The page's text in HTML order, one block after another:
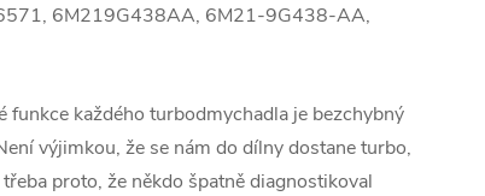
6M219G438AA, 6M21-9G438-AA,
funkce každého turbodmychadla je bezchybný
výjimkou, že se nám do dílny dostane turbo,
proto, že někdo špatně diagnostikoval